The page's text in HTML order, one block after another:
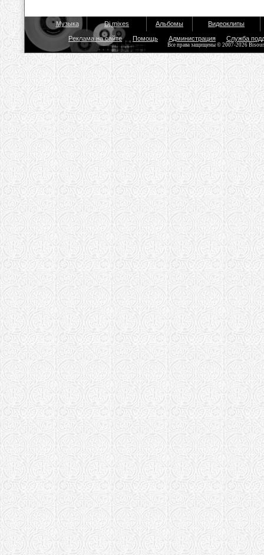
Музыка Dj mixes Альбомы Видеоклипы
Реклама на сайте Помощь Администрация Служба
Все права защищены © 2007-2026